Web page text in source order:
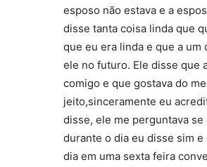
esposo não estava e a
disse tanta coisa linda que
que eu era linda e que a um
ele no futuro. Ele disse que
comigo e que gostava do
jeito,sinceramente eu
disse, ele me perguntava se
durante o dia eu disse sim e
dia em uma sexta feira